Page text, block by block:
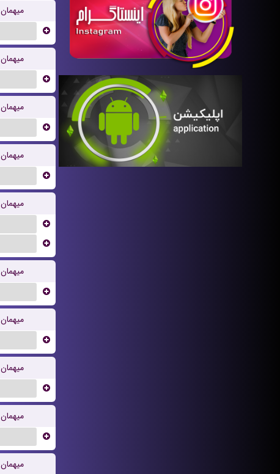
میهمان
میهمان
میهمان
میهمان
میهمان
میهمان
میهمان
میهمان
میهمان
میهمان